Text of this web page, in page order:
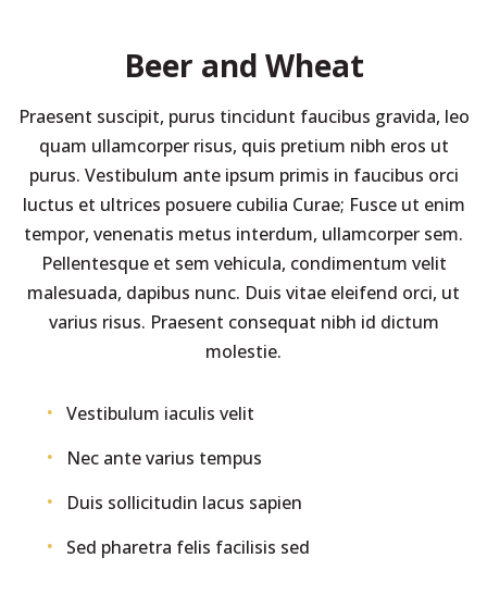
Beer and Wheat
Praesent suscipit, purus tincidunt faucibus gravida, leo
quam ullamcorper risus, quis pretium nibh eros ut
purus. Vestibulum ante ipsum primis in faucibus orci
luctus et ultrices posuere cubilia Curae; Fusce ut enim
tempor, venenatis metus interdum, ullamcorper sem.
Pellentesque et sem vehicula, condimentum velit
malesuada, dapibus nunc. Duis vitae eleifend orci, ut
varius risus. Praesent consequat nibh id dictum
molestie.
Vestibulum iaculis velit
Nec ante varius tempus
Duis sollicitudin lacus sapien
Sed pharetra felis facilisis sed